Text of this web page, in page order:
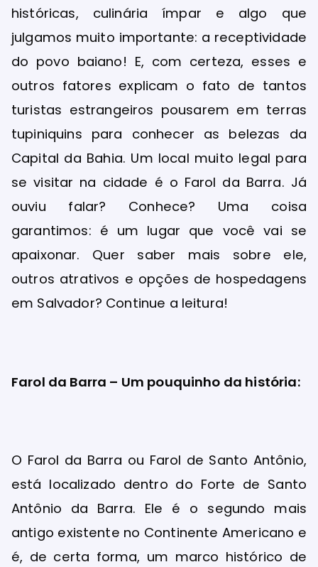
históricas, culinária ímpar e algo que
julgamos muito importante: a receptividade
do povo baiano! E, com certeza, esses e
outros fatores explicam o fato de tantos
turistas estrangeiros pousarem em terras
tupiniquins para conhecer as belezas da
Capital da Bahia. Um local muito legal para
se visitar na cidade é o Farol da Barra. Já
ouviu falar? Conhece? Uma coisa
garantimos: é um lugar que você vai se
apaixonar. Quer saber mais sobre ele,
outros atrativos e opções de hospedagens
em Salvador? Continue a leitura!
Farol da Barra – Um pouquinho da história:
O Farol da Barra ou Farol de Santo Antônio,
está localizado dentro do Forte de Santo
Antônio da Barra. Ele é o segundo mais
antigo existente no Continente Americano e
é, de certa forma, um marco histórico de